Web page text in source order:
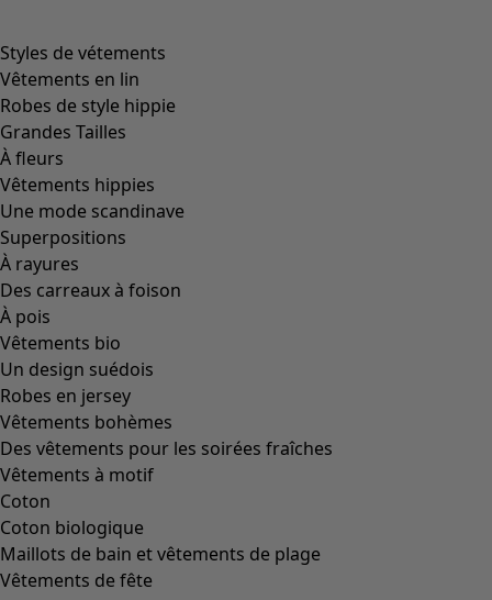
Styles de vétements
Vêtements en lin
Robes de style hippie
Grandes Tailles
À fleurs
Vêtements hippies
Une mode scandinave
Superpositions
À rayures
Des carreaux à foison
À pois
Vêtements bio
Un design suédois
Robes en jersey
Vêtements bohèmes
Des vêtements pour les soirées fraîches
Vêtements à motif
Coton
Coton biologique
Maillots de bain et vêtements de plage
Vêtements de fête